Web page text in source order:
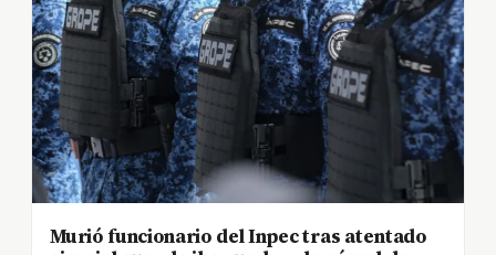
Murió funcionario del Inpec tras atentado